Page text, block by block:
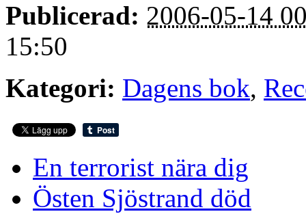
Publicerad: 2006-05-14
15:50
Kategori: Dagens bok,
En terrorist nära dig
Östen Sjöstrand död